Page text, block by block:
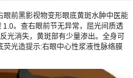
前黑影视物变形眼底黄斑水肿中医能
。查右眼前节无异常，屈光间质透
光消失，黄斑部有少量渗出。全身可
荧光造提示:右眼中心性浆液性脉络膜